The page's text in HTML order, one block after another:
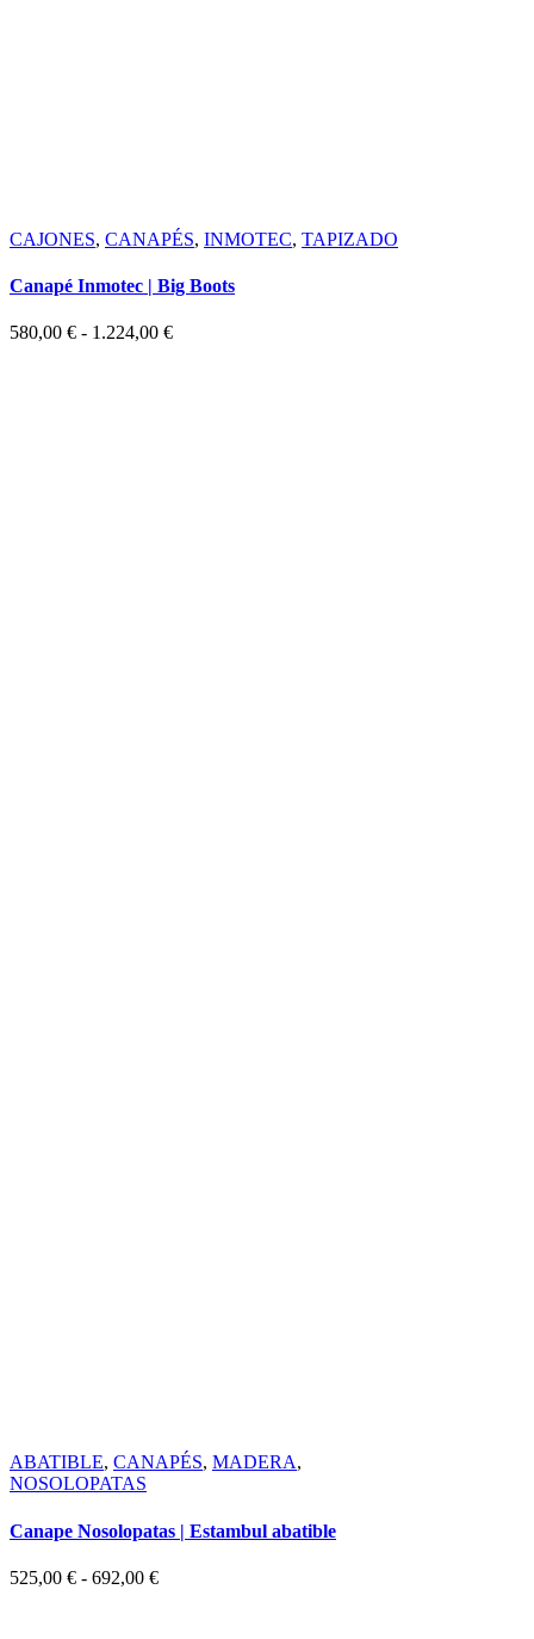
CAJONES, CANAPÉS, INMOTEC, TAPIZADO
Canapé Inmotec | Big Boots
580,00 € - 1.224,00 €Rango
ABATIBLE, CANAPÉS, MADERA,
NOSOLOPATAS
Canape Nosolopatas | Estambul abatible
525,00 € - 692,00 €Rango